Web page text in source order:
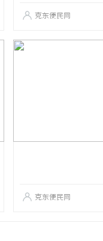
克东便民网
克东便民网